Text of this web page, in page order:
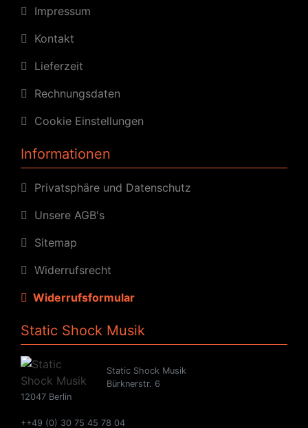
Impressum
Kontakt
Lieferzeit
Rechnungsdaten
Cookie Einstellungen
Informationen
Privatsphäre und Datenschutz
Unsere AGB's
Sitemap
Widerrufsrecht
Widerrufsformular
Static Shock Musik
Static Shock Musik
Bürknerstr. 6
12047 Berlin
++49 (0) 30 75 45 78 04